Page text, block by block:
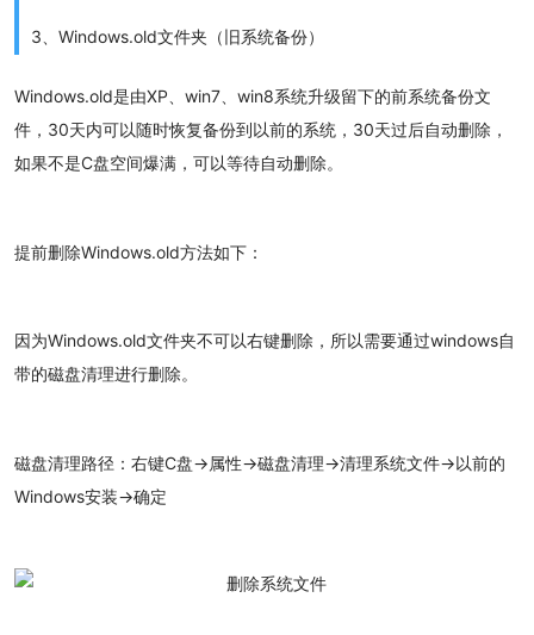
3、Windows.old文件夹（旧系统备份）
Windows.old是由XP、win7、win8系统升级留下的前系统备份文
件，30天内可以随时恢复备份到以前的系统，30天过后自动删除，
如果不是C盘空间爆满，可以等待自动删除。
提前删除Windows.old方法如下：
因为Windows.old文件夹不可以右键删除，所以需要通过windows自
带的磁盘清理进行删除。
磁盘清理路径：右键C盘→属性→磁盘清理→清理系统文件→以前的
Windows安装→确定